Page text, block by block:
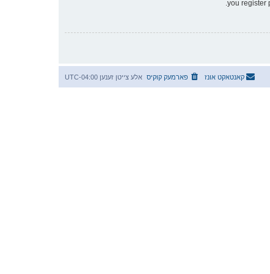
you register
אלע צייטן זענען UTC-04:00 פארמעק קוקיס קאנטאקט אונז